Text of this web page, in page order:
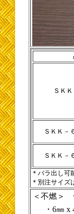
ＳＫ
ＳＫＫ－
ＳＫＫ－
＊バラ出し可
＊別注サイズ
＜不燃＞
・6㎜ x